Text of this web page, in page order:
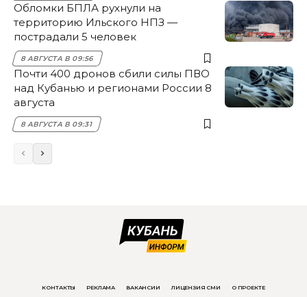
Обломки БПЛА рухнули на
территорию Ильского НПЗ —
пострадали 5 человек
8 АВГУСТА В 09:56
Почти 400 дронов сбили силы ПВО
над Кубанью и регионами России 8
августа
8 АВГУСТА В 09:31
КОНТАКТЫ РЕКЛАМА ВАКАНСИИ ЛИЦЕНЗИЯ СМИ О ПРОЕКТЕ